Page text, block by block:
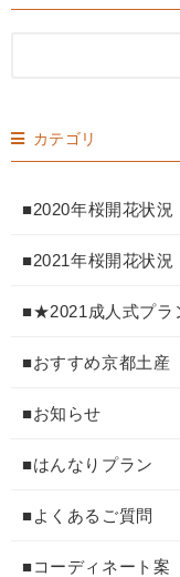
カテゴリ
■2020年桜開花状況
■2021年桜開花状況
■★2021成人式プラ
■おすすめ京都土産
■お知らせ
■はんなりプラン
■よくあるご質問
■コーディネート案